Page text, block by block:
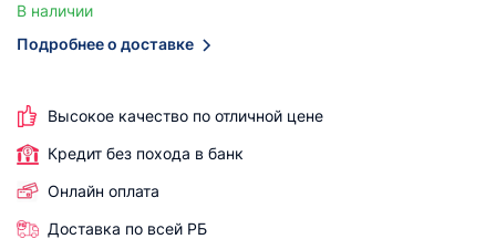
В наличии
Подробнее о доставке
Высокое качество по отличной цене
Кредит без похода в банк
Онлайн оплата
Доставка по всей РБ